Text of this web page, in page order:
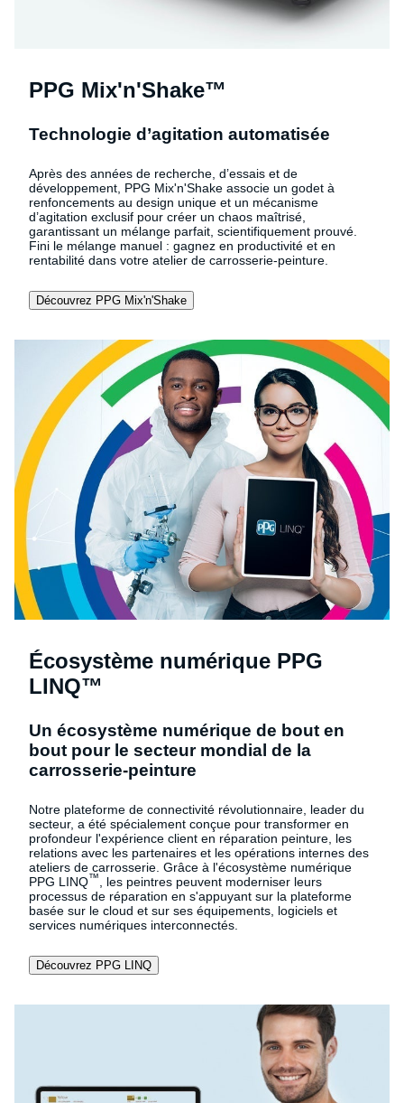
PPG Mix'n'Shake™
Technologie d’agitation automatisée
Après des années de recherche, d’essais et de
développement, PPG Mix'n'Shake associe un godet à
renfoncements au design unique et un mécanisme
d’agitation exclusif pour créer un chaos maîtrisé,
garantissant un mélange parfait, scientifiquement prouvé.
Fini le mélange manuel : gagnez en productivité et en
rentabilité dans votre atelier de carrosserie-peinture.
Découvrez PPG Mix'n'Shake
Écosystème numérique PPG
LINQ™
Un écosystème numérique de bout en
bout pour le secteur mondial de la
carrosserie-peinture
Notre plateforme de connectivité révolutionnaire, leader du
secteur, a été spécialement conçue pour transformer en
profondeur l'expérience client en réparation peinture, les
relations avec les partenaires et les opérations internes des
ateliers de carrosserie. Grâce à l'écosystème numérique
PPG LINQ™
, les peintres peuvent moderniser leurs
processus de réparation en s'appuyant sur la plateforme
basée sur le cloud et sur ses équipements, logiciels et
services numériques interconnectés.
Découvrez PPG LINQ